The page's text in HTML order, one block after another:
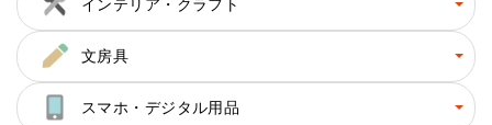
インテリア・クラフト
文房具
スマホ・デジタル用品